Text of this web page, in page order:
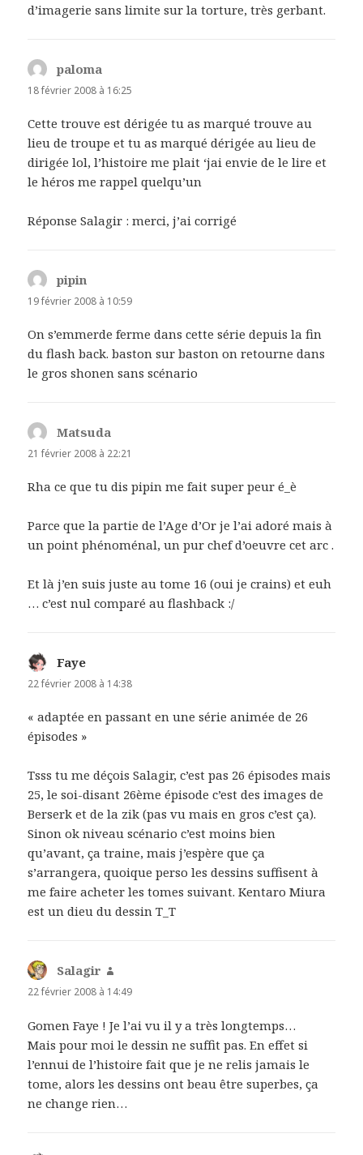
d’imagerie sans limite sur la torture, très gerbant.
paloma
18 février 2008 à 16:25
Cette trouve est dérigée tu as marqué trouve au
lieu de troupe et tu as marqué dérigée au lieu de
dirigée lol, l’histoire me plait ‘jai envie de le lire et
le héros me rappel quelqu’un
Réponse Salagir : merci, j’ai corrigé
pipin
19 février 2008 à 10:59
On s’emmerde ferme dans cette série depuis la fin
du flash back. baston sur baston on retourne dans
le gros shonen sans scénario
Matsuda
21 février 2008 à 22:21
Rha ce que tu dis pipin me fait super peur é_è
Parce que la partie de l’Age d’Or je l’ai adoré mais à
un point phénoménal, un pur chef d’oeuvre cet arc .
Et là j’en suis juste au tome 16 (oui je crains) et euh
… c’est nul comparé au flashback :/
Faye
22 février 2008 à 14:38
« adaptée en passant en une série animée de 26
épisodes »
Tsss tu me déçois Salagir, c’est pas 26 épisodes mais
25, le soi-disant 26ème épisode c’est des images de
Berserk et de la zik (pas vu mais en gros c’est ça).
Sinon ok niveau scénario c’est moins bien
qu’avant, ça traine, mais j’espère que ça
s’arrangera, quoique perso les dessins suffisent à
me faire acheter les tomes suivant. Kentaro Miura
est un dieu du dessin T_T
Salagir
22 février 2008 à 14:49
Gomen Faye ! Je l’ai vu il y a très longtemps…
Mais pour moi le dessin ne suffit pas. En effet si
l’ennui de l’histoire fait que je ne relis jamais le
tome, alors les dessins ont beau être superbes, ça
ne change rien…